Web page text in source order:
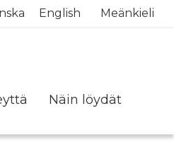
English Meänkieli
Näin löydät